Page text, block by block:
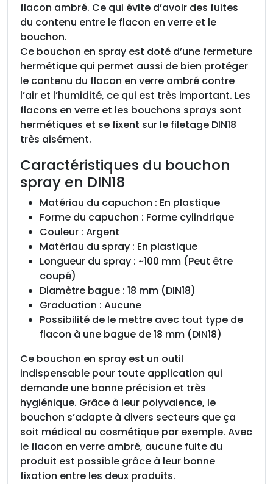
flacon ambré. Ce qui évite d’avoir des fuites
du contenu entre le flacon en verre et le
bouchon.
Ce bouchon en spray est doté d’une fermeture
hermétique qui permet aussi de bien protéger
le contenu du flacon en verre ambré contre
l’air et l’humidité, ce qui est très important. Les
flacons en verre et les bouchons sprays sont
hermétiques et se fixent sur le filetage DIN18
très aisément.
Caractéristiques du bouchon
spray en DIN18
Matériau du capuchon : En plastique
Forme du capuchon : Forme cylindrique
Couleur : Argent
Matériau du spray : En plastique
Longueur du spray : ~100 mm (Peut être
coupé)
Diamètre bague : 18 mm (DIN18)
Graduation : Aucune
Possibilité de le mettre avec tout type de
flacon à une bague de 18 mm (DIN18)
Ce bouchon en spray est un outil
indispensable pour toute application qui
demande une bonne précision et très
hygiénique. Grâce à leur polyvalence, le
bouchon s’adapte à divers secteurs que ça
soit médical ou cosmétique par exemple. Avec
le flacon en verre ambré, aucune fuite du
produit est possible grâce à leur bonne
fixation entre les deux produits.